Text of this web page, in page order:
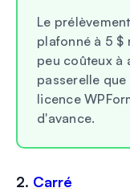
Le
plafonné à 5 $
peu coûteux à
passerelle
licence
d'avance.
2. Carré